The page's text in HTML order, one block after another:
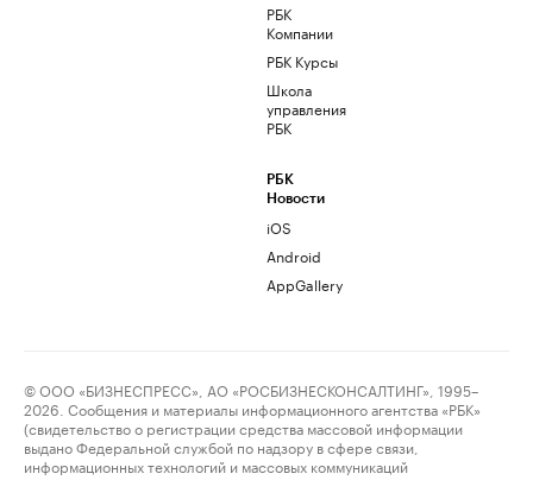
РБК
Компании
РБК Курсы
Школа
управления
РБК
РБК
Новости
iOS
Android
AppGallery
© ООО «БИЗНЕСПРЕСС», АО «РОСБИЗНЕСКОНСАЛТИНГ», 1995–
2026. Сообщения и материалы информационного агентства «РБК»
(свидетельство о регистрации средства массовой информации
выдано Федеральной службой по надзору в сфере связи,
информационных технологий и массовых коммуникаций